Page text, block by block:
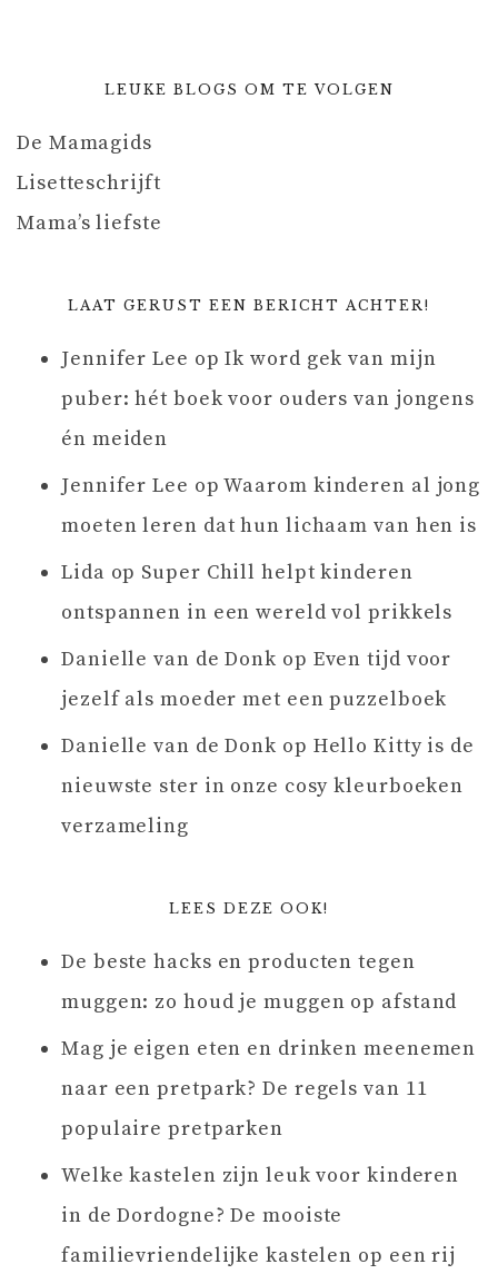
LEUKE BLOGS OM TE VOLGEN
De Mamagids
Lisetteschrijft
Mama’s liefste
LAAT GERUST EEN BERICHT ACHTER!
Jennifer Lee opIk word gek van mijn
puber: hét boek voor ouders van jongens
én meiden
Jennifer Lee opWaarom kinderen al jong
moeten leren dat hun lichaam van hen is
Lida op Super Chill helpt kinderen
ontspannen in een wereld vol prikkels
Danielle van de Donk op Even tijd voor
jezelf als moeder met een puzzelboek
Danielle van de Donk op Hello Kitty is de
nieuwste ster in onze cosy kleurboeken
verzameling
LEES DEZE OOK!
De beste hacks en producten tegen
muggen: zo houd je muggen op afstand
Mag je eigen eten en drinken meenemen
naar een pretpark? De regels van 11
populaire pretparken
Welke kastelen zijn leuk voor kinderen
in de Dordogne? De mooiste
familievriendelijke kastelen op een rij